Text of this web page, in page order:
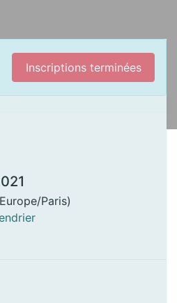
Inscriptions terminées
Europe/Paris)